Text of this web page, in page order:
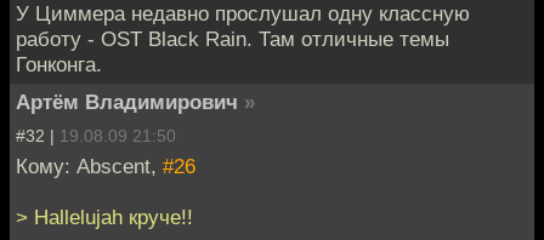
У Циммера недавно прослушал одну классную
работу - OST Black Rain. Там отличные темы
Гонконга.
Артём Владимирович »
#32 | 19.08.09 21:50
Кому: Abscent, #26
> Hallelujah круче!!